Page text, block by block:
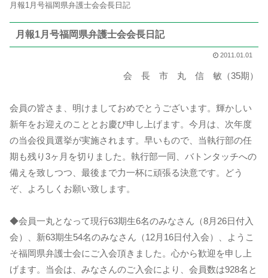
月報1月号福岡県弁護士会会長日記
月報1月号福岡県弁護士会会長日記
2011.01.01
会 長 市 丸 信 敏（35期）
会員の皆さま、明けましておめでとうございます。輝かしい
新年をお迎えのこととお慶び申し上げます。今月は、次年度
の当会役員選挙が実施されます。早いもので、当執行部の任
期も残り3ヶ月を切りました。執行部一同、バトンタッチへの
備えを致しつつ、最後まで力一杯に頑張る決意です。どう
ぞ、よろしくお願い致します。
◆会員一丸となって現行63期生6名のみなさん（8月26日付入
会）、新63期生54名のみなさん（12月16日付入会）、ようこ
そ福岡県弁護士会にご入会頂きました。心から歓迎を申し上
げます。当会は、みなさんのご入会により、会員数は928名と